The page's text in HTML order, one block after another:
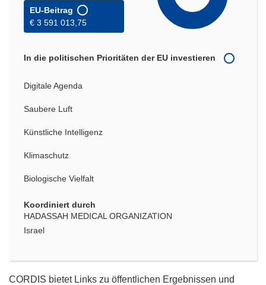
EU-Beitrag
€ 3 591 013,75
In die politischen Prioritäten der EU investieren
Digitale Agenda
Saubere Luft
Künstliche Intelligenz
Klimaschutz
Biologische Vielfalt
Koordiniert durch
HADASSAH MEDICAL ORGANIZATION
Israel
CORDIS bietet Links zu öffentlichen Ergebnissen und